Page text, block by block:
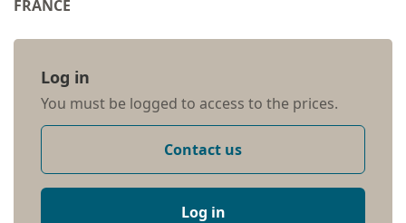
FRANCE
Log in
You must be logged to access to the prices.
Contact us
Log in